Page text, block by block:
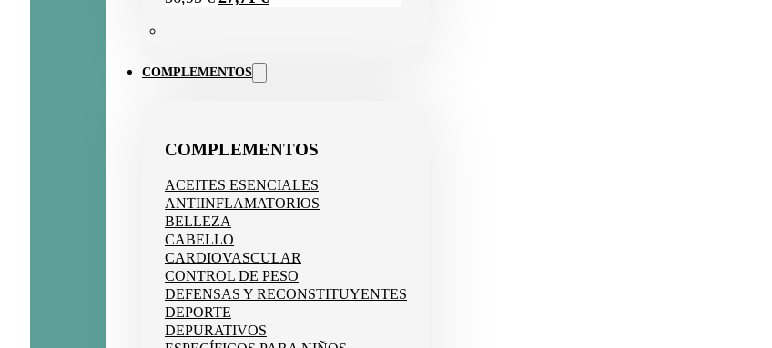
36,95 €.
COMPLEMENTOS
COMPLEMENTOS
ACEITES ESENCIALES
ANTIINFLAMATORIOS
BELLEZA
CABELLO
CARDIOVASCULAR
CONTROL DE PESO
DEFENSAS Y RECONSTITUYENTES
DEPORTE
DEPURATIVOS